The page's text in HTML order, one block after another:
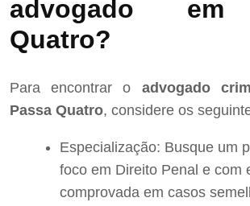
advogado em
Quatro?
Para encontrar o advogado
Passa Quatro, considere os
Especialização: Busque um
foco em Direito Penal e com
comprovada em casos